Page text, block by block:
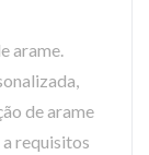
arame.
de arame
requisitos